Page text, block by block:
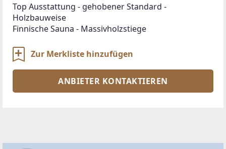
Top Ausstattung - gehobener Standard -
Holzbauweise
Finnische Sauna - Massivholzstiege
Zur Merkliste hinzufügen
ANBIETER KONTAKTIEREN